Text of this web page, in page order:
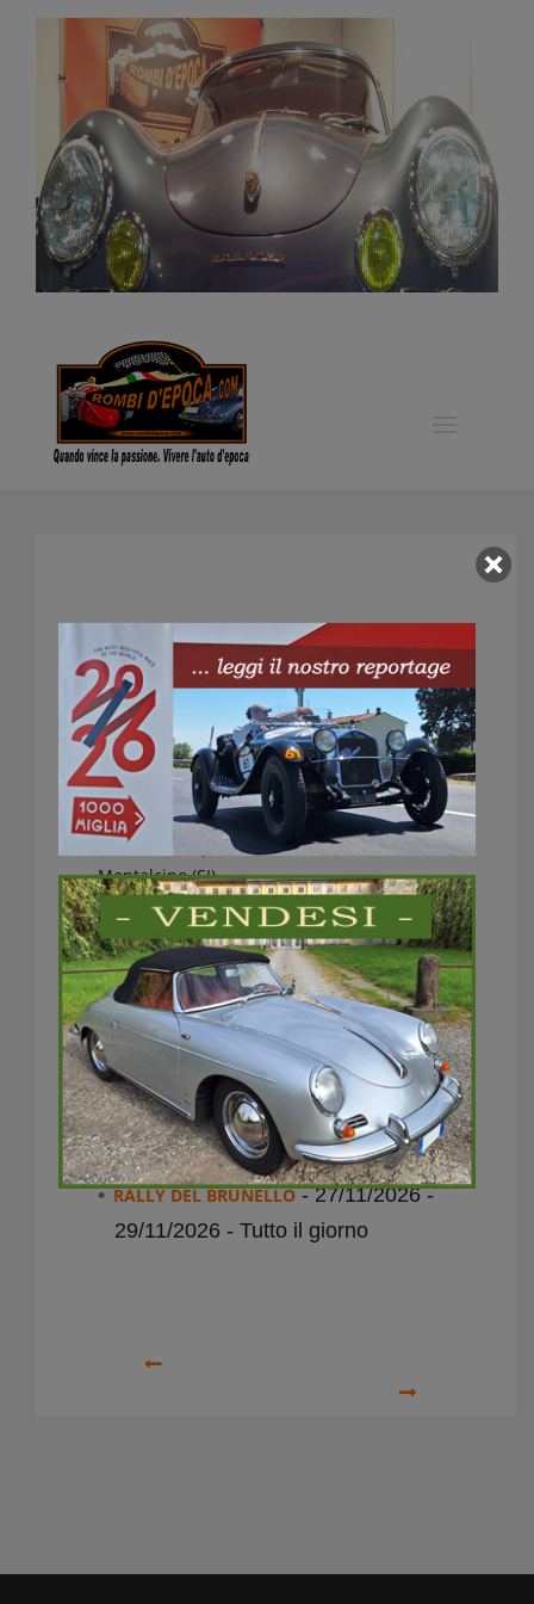
Montalcino
Indirizzo
Piazza del Popolo
Montalcino (SI)
Italia
Prossimi Eventi
RALLY DEL BRUNELLO- 27/11/2026 -
29/11/2026 - Tutto il giorno